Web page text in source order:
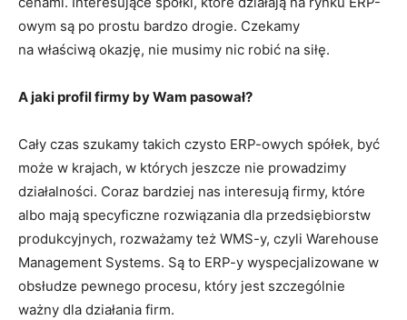
owym są po prostu bardzo drogie. Czekamy
na właściwą okazję, nie musimy nic robić na siłę.
A jaki profil firmy by Wam pasował?
Cały czas szukamy takich czysto ERP-owych spółek, być
może w krajach, w których jeszcze nie prowadzimy
działalności. Coraz bardziej nas interesują firmy, które
albo mają specyficzne rozwiązania dla przedsiębiorstw
produkcyjnych, rozważamy też WMS-y, czyli Warehouse
Management Systems. Są to ERP-y wyspecjalizowane w
obsłudze pewnego procesu, który jest szczególnie
ważny dla działania firm.